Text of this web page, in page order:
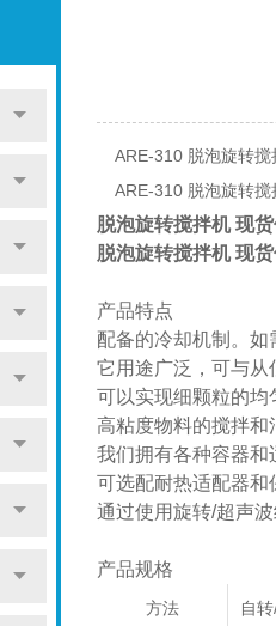
ARE-310 脱泡旋转
ARE-310 脱泡旋转
脱泡旋转搅拌机 现
脱泡旋转搅拌机 现
产品特点
配备的冷却机制。如
它用途广泛，可与从
可以实现细颗粒的均
高粘度物料的搅拌和
我们拥有各种容器和
可选配耐热适配器和
通过使用旋转/超声
产品规格
方法 自